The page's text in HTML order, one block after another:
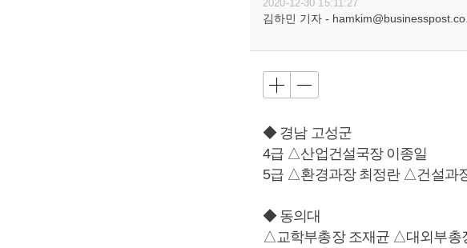
2020-12-30 15:11:27
김하민 기자 -
◆ 경남 고성군
4급 △산업건설국장 이종일
5급 △환경과장 최정란 △건설과
◆ 동의대
△교학부총장 조재균 △대외부총